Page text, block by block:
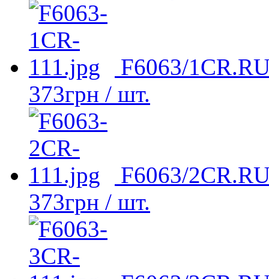
F6063/
373грн / шт.
F6063/
373грн / шт.